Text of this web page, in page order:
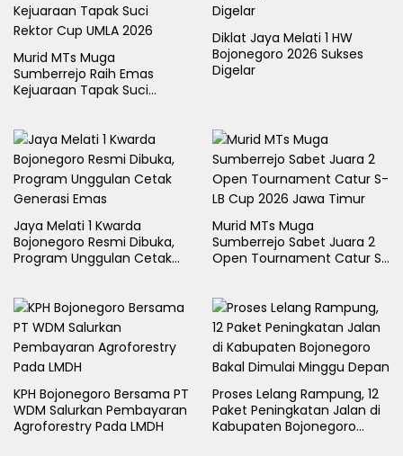
Murid MTs Muga
Sumberrejo Raih Emas
Kejuaraan Tapak Suci
Diklat Jaya Melati 1 HW
Bojonegoro 2026 Sukses
Digelar
Jaya Melati 1 Kwarda
Bojonegoro Resmi Dibuka,
Program Unggulan Cetak
Murid MTs Muga
Sumberrejo Sabet Juara 2
Open Tournament Catur S-
KPH Bojonegoro Bersama PT
WDM Salurkan Pembayaran
Agroforestry Pada LMDH
Proses Lelang Rampung, 12
Paket Peningkatan Jalan di
Kabupaten Bojonegoro